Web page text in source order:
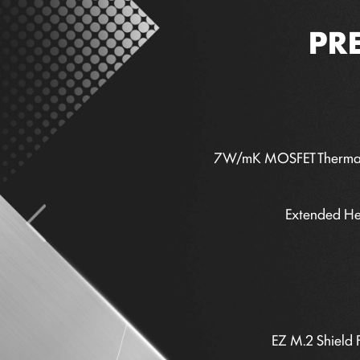
Pre-installed I/
5G Network
7W/mK MOSFET
Extended
EZ M.2 Shield